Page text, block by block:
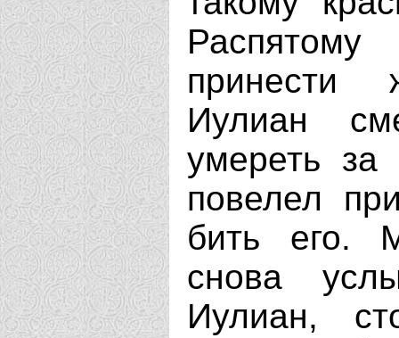
принести
Иулиан
умереть за
повелел
бить его.
снова
Иулиан,